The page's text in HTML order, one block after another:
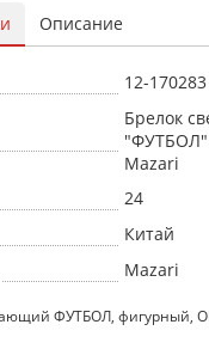
Описание
12-170283
Брелок
"ФУТБОЛ"
Mazari
24
Китай
Mazari
ФУТБОЛ, фигурный,